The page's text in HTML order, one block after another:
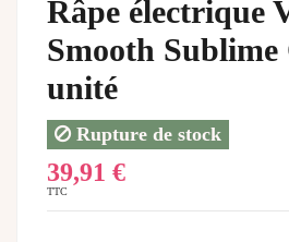
Râpe électrique
Smooth Sublime
unité
Rupture de stock
39,91 €
TTC